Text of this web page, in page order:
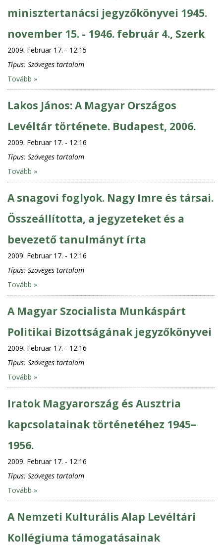
minisztertanácsi jegyzőkönyvei 1945.
november 15. - 1946. február 4., Szerk
2009. Februar 17. - 12:15
Típus: Szöveges tartalom
Tovább »
Lakos János: A Magyar Országos
Levéltár története. Budapest, 2006.
2009. Februar 17. - 12:16
Típus: Szöveges tartalom
Tovább »
A snagovi foglyok. Nagy Imre és társai.
Összeállította, a jegyzeteket és a
bevezető tanulmányt írta
2009. Februar 17. - 12:16
Típus: Szöveges tartalom
Tovább »
A Magyar Szocialista Munkáspárt
Politikai Bizottságának jegyzőkönyvei
2009. Februar 17. - 12:16
Típus: Szöveges tartalom
Tovább »
Iratok Magyarország és Ausztria
kapcsolatainak történetéhez 1945–
1956.
2009. Februar 17. - 12:16
Típus: Szöveges tartalom
Tovább »
A Nemzeti Kulturális Alap Levéltári
Kollégiuma támogatásainak